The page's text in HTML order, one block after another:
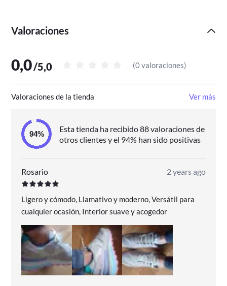
Valoraciones
0,0/5,0 (0 valoraciones)
Valoraciones de la tienda Ver más
Esta tienda ha recibido 88 valoraciones de
otros clientes y el 94% han sido positivas
Rosario 2 years ago
Ligero y cómodo, Llamativo y moderno, Versátil para
cualquier ocasión, Interior suave y acogedor